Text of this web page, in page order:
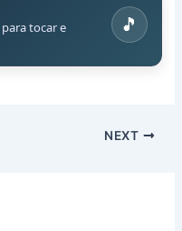
para tocar e
🎵
NEXT